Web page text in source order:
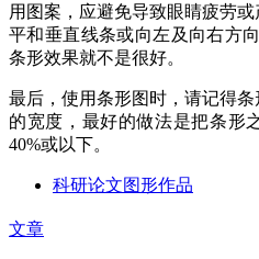
用图案，应避免导致眼睛疲劳
平和垂直线条或向左及向右方向
条形效果就不是很好。
最后，使用条形图时，请记得
的宽度，最好的做法是把条形
40%或以下。
科研论文图形作品
文章